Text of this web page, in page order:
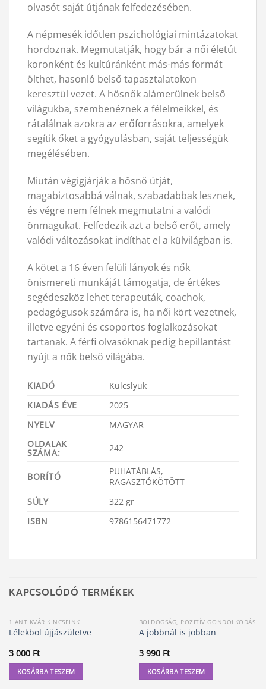
olvasót saját útjának felfedezésében.
A népmesék időtlen pszichológiai mintázatokat
hordoznak. Megmutatják, hogy bár a női életút
koronként és kultúránként más-más formát
ölthet, hasonló belső tapasztalatokon
keresztül vezet. A hősnők alámerülnek belső
világukba, szembenéznek a félelmeikkel, és
rátalálnak azokra az erőforrásokra, amelyek
segítik őket a gyógyulásban, saját teljességük
megélésében.
Miután végigjárják a hősnő útját,
magabiztosabbá válnak, szabadabbak lesznek,
és végre nem félnek megmutatni a valódi
önmagukat. Felfedezik azt a belső erőt, amely
valódi változásokat indíthat el a külvilágban is.
A kötet a 16 éven felüli lányok és nők
önismereti munkáját támogatja, de értékes
segédeszköz lehet terapeuták, coachok,
pedagógusok számára is, ha női kört vezetnek,
illetve egyéni és csoportos foglalkozásokat
tartanak. A férfi olvasóknak pedig bepillantást
nyújt a nők belső világába.
KIADÓ
Kulcslyuk
KIADÁS ÉVE
2025
NYELV
MAGYAR
OLDALAK
SZÁMA: 242
BORÍTÓ
PUHATÁBLÁS,
RAGASZTÓKÖTÖTT
SÚLY
322 gr
ISBN
9786156471772
KAPCSOLÓDÓ TERMÉKEK
1 ANTIKVÁR KINCSEINK
Lélekbol újjászületve
3 000 Ft
KOSÁRBA TESZEM
BOLDOGSÁG, POZITÍV GONDOLKODÁS
A jobbnál is jobban
3 990 Ft
KOSÁRBA TESZEM